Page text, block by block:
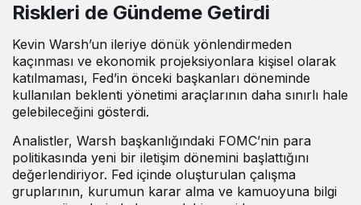
Riskleri de Gündeme Getirdi
Kevin Warsh’un ileriye dönük yönlendirmeden
kaçınması ve ekonomik projeksiyonlara kişisel olarak
katılmaması, Fed’in önceki başkanları döneminde
kullanılan beklenti yönetimi araçlarının daha sınırlı hale
gelebileceğini gösterdi.
Analistler, Warsh başkanlığındaki FOMC’nin para
politikasında yeni bir iletişim dönemini başlattığını
değerlendiriyor. Fed içinde oluşturulan çalışma
gruplarının, kurumun karar alma ve kamuoyuna bilgi